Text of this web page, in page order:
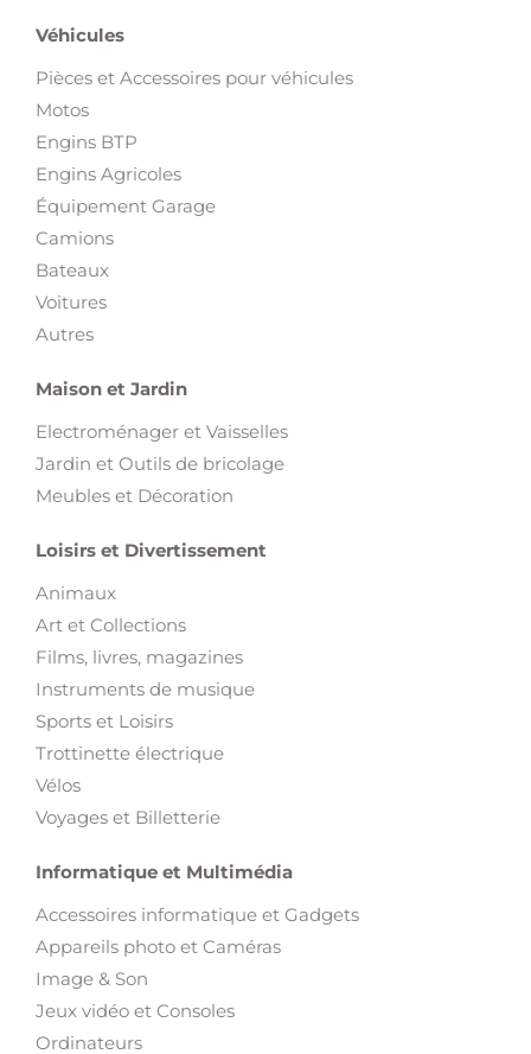
Véhicules
Pièces et Accessoires pour véhicules
Motos
Engins BTP
Engins Agricoles
Équipement Garage
Camions
Bateaux
Voitures
Autres
Maison et Jardin
Electroménager et Vaisselles
Jardin et Outils de bricolage
Meubles et Décoration
Loisirs et Divertissement
Animaux
Art et Collections
Films, livres, magazines
Instruments de musique
Sports et Loisirs
Trottinette électrique
Vélos
Voyages et Billetterie
Informatique et Multimédia
Accessoires informatique et Gadgets
Appareils photo et Caméras
Image & Son
Jeux vidéo et Consoles
Ordinateurs